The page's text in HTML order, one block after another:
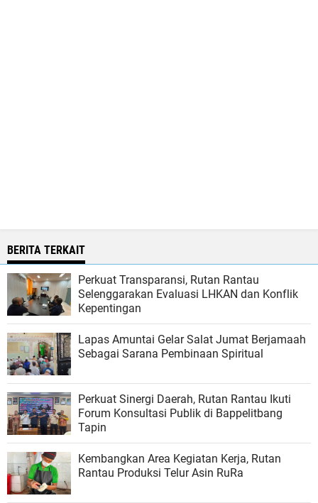
BERITA TERKAIT
Perkuat Transparansi, Rutan Rantau
Selenggarakan Evaluasi LHKAN dan Konflik
Kepentingan
Lapas Amuntai Gelar Salat Jumat Berjamaah
Sebagai Sarana Pembinaan Spiritual
Perkuat Sinergi Daerah, Rutan Rantau Ikuti
Forum Konsultasi Publik di Bappelitbang
Tapin
Kembangkan Area Kegiatan Kerja, Rutan
Rantau Produksi Telur Asin RuRa